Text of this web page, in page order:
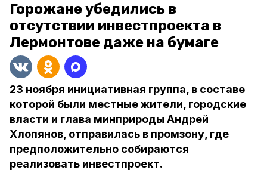
Горожане убедились в
отсутствии инвестпроекта в
Лермонтове даже на бумаге
23 ноября инициативная группа, в составе
которой были местные жители, городские
власти и глава минприроды Андрей
Хлопянов, отправилась в промзону, где
предположительно собираются
реализовать инвестпроект.